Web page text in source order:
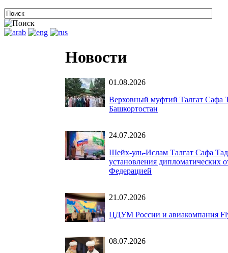
Новости
01.08.2026
Верховный муфтий Талгат Сафа
Башкортостан
24.07.2026
Шейх-уль-Ислам Талгат Сафа
установления дипломатических
Федерацией
21.07.2026
ЦДУМ России и авиакомпания
08.07.2026